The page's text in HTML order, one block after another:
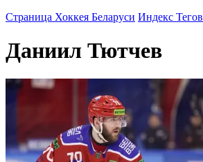
Страница Хоккея Беларуси Индекс Тегов
Даниил Тютчев